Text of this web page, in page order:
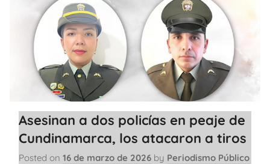
Asesinan a dos policías en peaje de
Cundinamarca, los atacaron a tiros
Posted on 16 de marzo de 2026 by Periodismo Público